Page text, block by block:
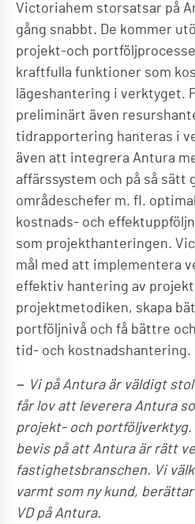
Victoriahem storsatsar på
gång snabbt. De kommer
projekt-och
kraftfulla funktioner som
lägeshantering i verktyget.
preliminärt även
tidrapportering hanteras i
även att integrera Antura
affärssystem och på så sätt
områdeschefer m. fl.
kostnads- och
som projekthanteringen.
mål med att implementera
effektiv hantering av
projektmetodiken, skapa
portföljnivå och få bättre
tid- och kostnadshantering.
− Vi på Antura är väldigt
får lov att leverera Antura
projekt- och
bevis på att Antura är rätt
fastighetsbranschen. Vi
varmt som ny kund,
VD på Antura.